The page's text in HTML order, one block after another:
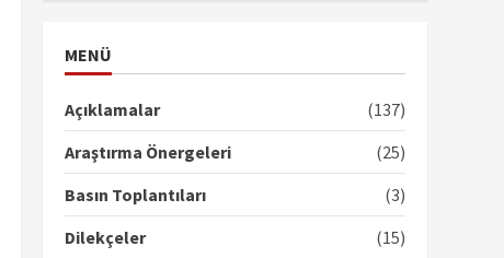
MENÜ
Açıklamalar
(137)
Araştırma Önergeleri
(25)
Basın Toplantıları
(3)
Dilekçeler
(15)